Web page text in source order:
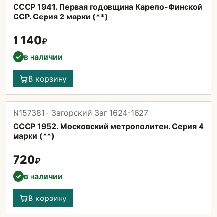
СССР 1941. Первая годовщина Карело-Финской
ССР. Серия 2 марки (**)
1 140₽
✓ в наличии
В корзину
N157381 · Загорский Заг 1624-1627
СССР 1952. Московский метрополитен. Серия 4
марки (**)
720₽
✓ в наличии
В корзину